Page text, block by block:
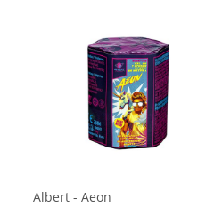
Albert - Aeon